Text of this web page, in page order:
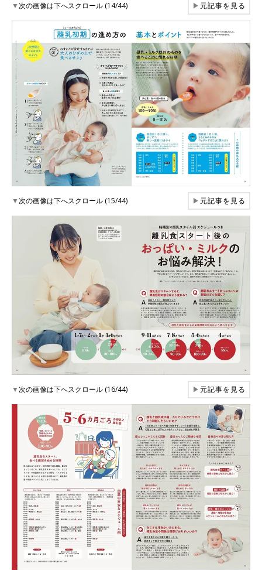
▼次の画像は下へスクロール (14/44) ▶元記事を見る
▼次の画像は下へスクロール (15/44) ▶元記事を見る
▼次の画像は下へスクロール (16/44) ▶元記事を見る